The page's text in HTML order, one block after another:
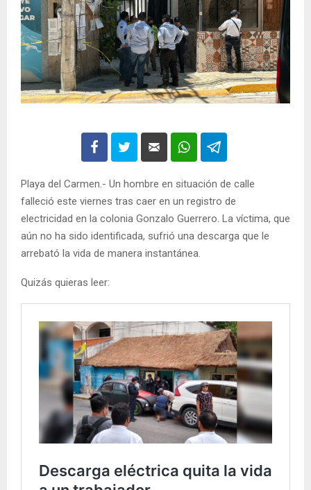
Playa del Carmen.- Un hombre en situación de calle
falleció este viernes tras caer en un registro de
electricidad en la colonia Gonzalo Guerrero. La víctima, que
aún no ha sido identificada, sufrió una descarga que le
arrebató la vida de manera instantánea.
Quizás quieras leer: